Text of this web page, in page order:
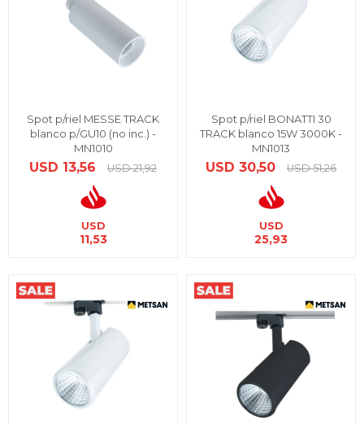
Spot p/riel MESSE TRACK
blanco p/GU10 (no inc.) -
MN1010
USD 13,56 USD 21,92
USD
11,53
Spot p/riel BONATTI 30
TRACK blanco 15W 3000K -
MN1013
USD 30,50 USD 51,26
USD
25,93